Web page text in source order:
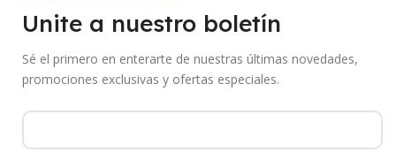
Unite a nuestro boletín
Sé el primero en enterarte de nuestras últimas novedades,
promociones exclusivas y ofertas especiales.